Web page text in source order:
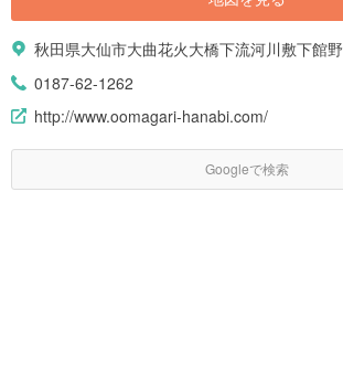
秋田県大仙市大曲花火大橋下流河川敷下館野
0187-62-1262
http://www.oomagari-hanabi.com/
Googleで検索